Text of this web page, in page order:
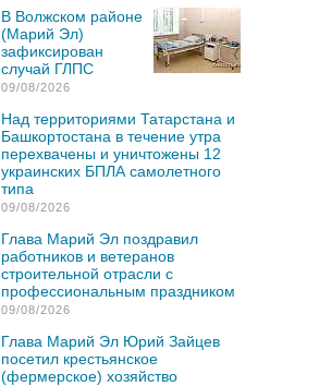
В Волжском районе
(Марий Эл)
зафиксирован
случай ГЛПС
09/08/2026
Над территориями Татарстана и
Башкортостана в течение утра
перехвачены и уничтожены 12
украинских БПЛА самолетного
типа
09/08/2026
Глава Марий Эл поздравил
работников и ветеранов
строительной отрасли с
профессиональным праздником
09/08/2026
Глава Марий Эл Юрий Зайцев
посетил крестьянское
(фермерское) хозяйство